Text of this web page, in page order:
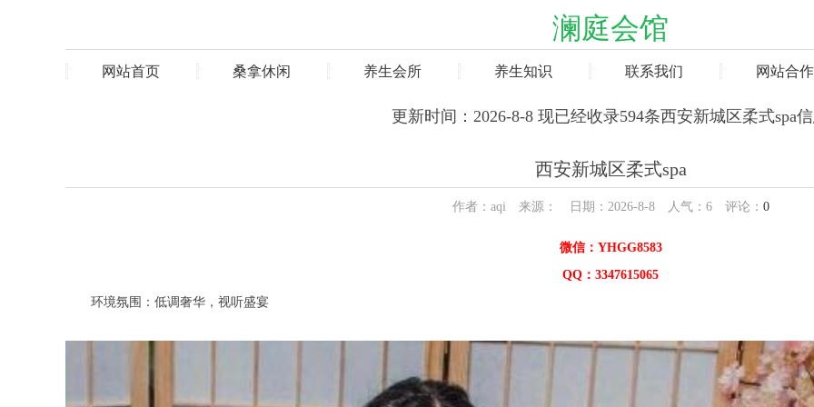
澜庭会馆
网站首页 桑拿休闲 养生会所 养生知识 联系我们 网站合作
更新时间：2026-8-8 现已经收录594条西安新城区柔式spa
西安新城区柔式spa
作者：aqi 来源： 日期：2026-8-8 人气： 6评论： 0
微信：YHGG8583
QQ：3347615065
环境氛围：低调奢华，视听盛宴